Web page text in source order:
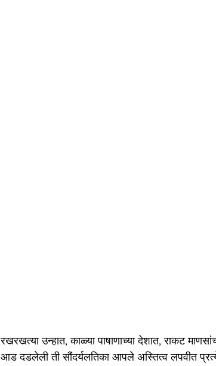
रखरखत्या उन्हात, काळ्या पाषाणाच्या देशात, राकट
आड दडलेली ती सौंदर्यलतिका आपले अस्तित्व लपवीत